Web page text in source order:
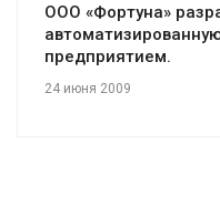
ООО «Фортуна»
предприятием.
24 июня 2009